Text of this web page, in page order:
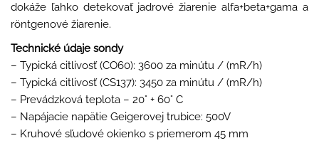
dokáže ľahko detekovať jadrové žiarenie alfa+beta+gama a
röntgenové žiarenie.
Technické údaje sondy
– Typická citlivosť (CO60): 3600 za minútu / (mR/h)
– Typická citlivosť (CS137): 3450 za minútu / (mR/h)
– Prevádzková teplota – 20° + 60° C
– Napájacie napätie Geigerovej trubice: 500V
– Kruhové sľudové okienko s priemerom 45 mm